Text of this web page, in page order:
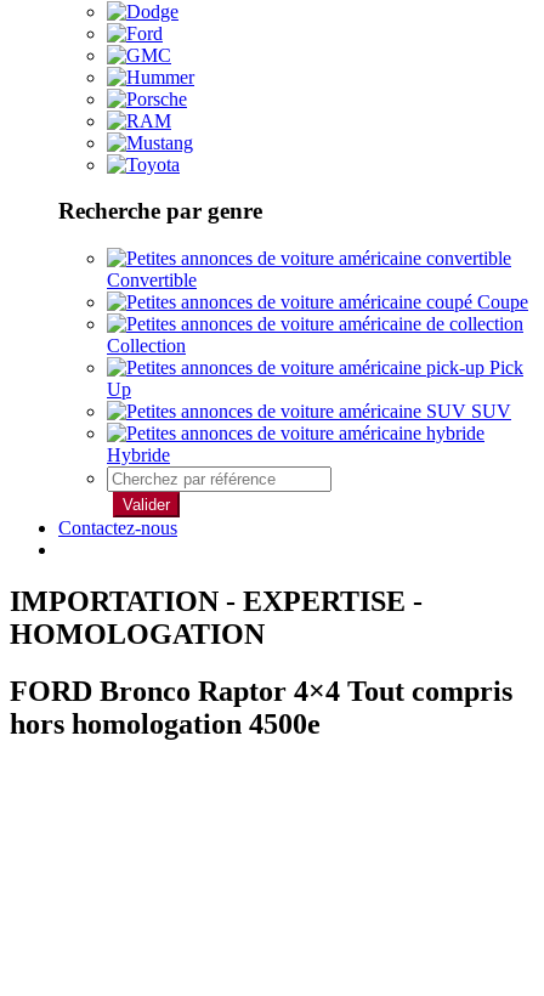
Recherche par genre
Convertible
Coupe
Collection
Pick
Up
SUV
Hybride
Valider
Contactez-nous
IMPORTATION - EXPERTISE -
HOMOLOGATION
FORD Bronco Raptor 4×4 Tout compris
hors homologation 4500e